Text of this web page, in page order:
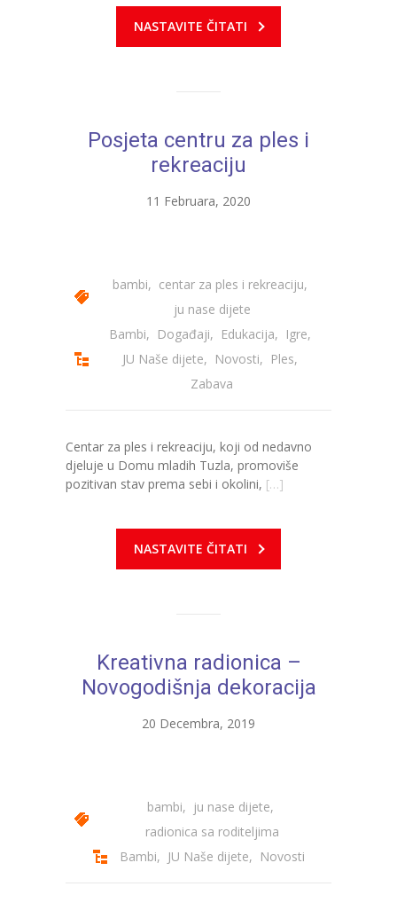
---- Zvončica
-- Stručni tim
-- COVID-19 Procedure
-- Javne nabavke
---- Odluke o izboru i poništenju
---- Nabavka usluga iz anexa II dio B
-- Edukacije za roditelje
-- Edukacije zaposlenika
Za roditelje
-- Jelovnik za djecu
Projekti
Mala škola sporta
NASTAVITE ČITATI
Posjeta centru za ples i
rekreaciju
11 Februara, 2020
bambi, centar za ples i rekreaciju,
ju nase dijete
Bambi, Događaji, Edukacija, Igre,
JU Naše dijete, Novosti, Ples,
Zabava
Centar za ples i rekreaciju, koji od nedavno
djeluje u Domu mladih Tuzla, promoviše
pozitivan stav prema sebi i okolini, […]
NASTAVITE ČITATI
Kreativna radionica –
Novogodišnja dekoracija
20 Decembra, 2019
bambi, ju nase dijete,
radionica sa roditeljima
Bambi, JU Naše dijete, Novosti